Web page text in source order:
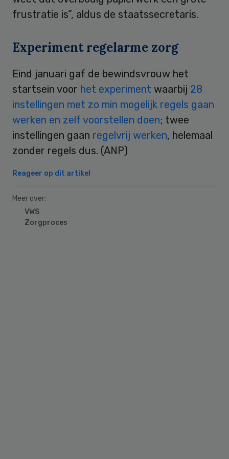
frustratie is”, aldus de staatssecretaris.
Experiment regelarme zorg
Eind januari gaf de bewindsvrouw het
startsein voor het experiment waarbij 28
instellingen met zo min mogelijk regels gaan
werken en zelf voorstellen doen; twee
instellingen gaan regelvrij werken, helemaal
zonder regels dus. (ANP)
Reageer op dit artikel
Meer over:
VWS
Zorgproces